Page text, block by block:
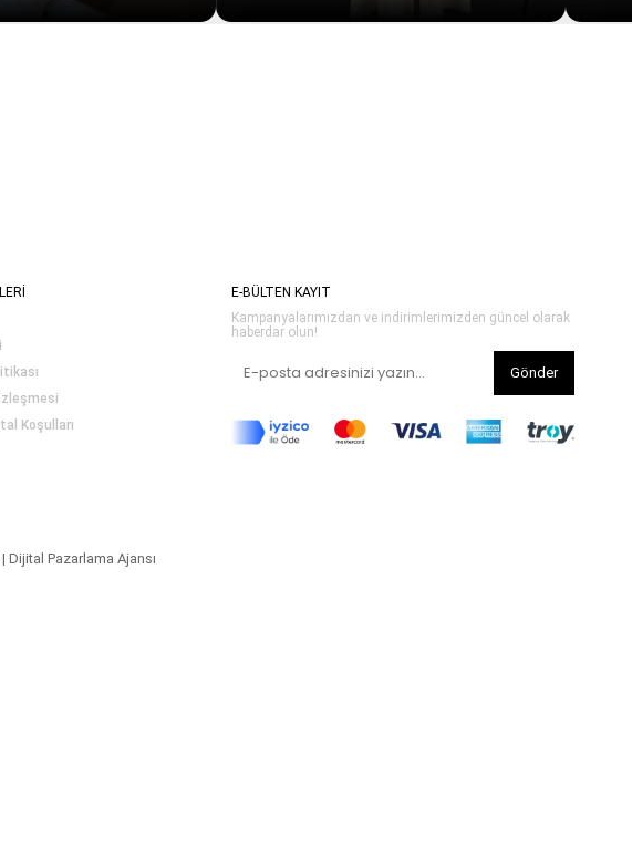
Koşulları
E-BÜLTEN KAYIT
Kampanyalarımızdan ve indirimlerimizden güncel olarak
haberdar olun!
Gönder
Dijital Pazarlama Ajansı